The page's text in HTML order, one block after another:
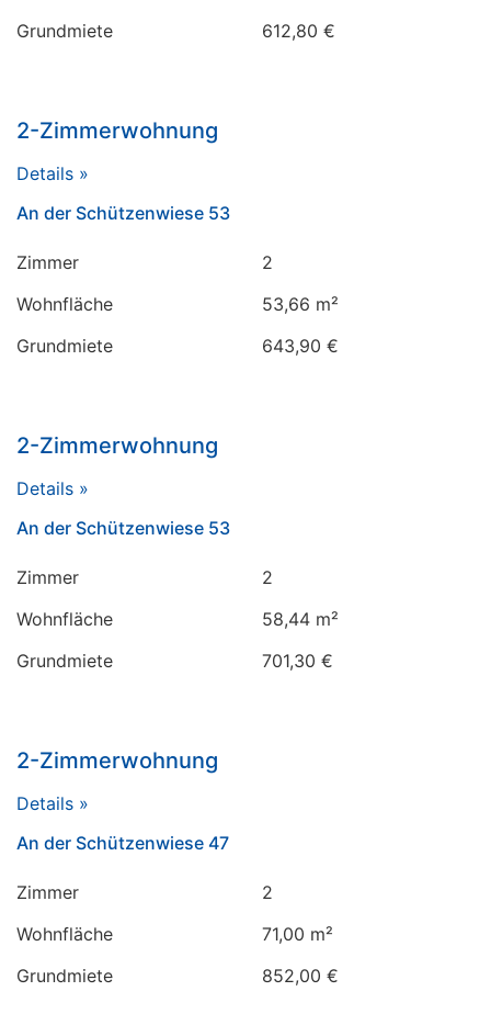
Grundmiete 612,80 €
2-Zimmerwohnung
Details »
An der Schützenwiese 53
Zimmer
2
Wohnfläche
53,66 m²
Grundmiete
643,90 €
2-Zimmerwohnung
Details »
An der Schützenwiese 53
Zimmer
2
Wohnfläche
58,44 m²
Grundmiete
701,30 €
2-Zimmerwohnung
Details »
An der Schützenwiese 47
Zimmer
2
Wohnfläche
71,00 m²
Grundmiete
852,00 €